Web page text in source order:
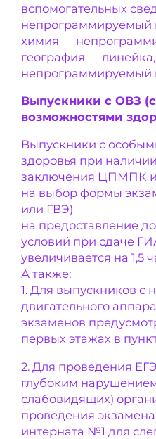
вспомогательных
непрограммируемый
химия —
география —
непрограммируемый
Выпускники с ОВЗ
возможностями
Выпускники с
здоровья при
заключения ЦПМПК
на выбор формы
или ГВЭ)
на предоставление
условий при сдаче
увеличивается на 1,5
А также:
1. Для выпускников
двигательного
экзаменов
первых этажах в
2. Для проведения
глубоким
слабовидящих)
проведения
интерната №1 для